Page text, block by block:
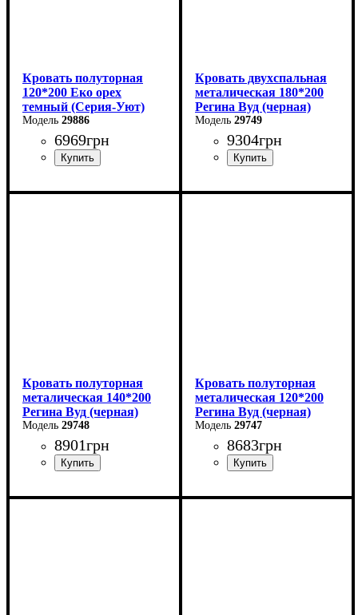
Кровать полуторная
120*200 Еко орех
темный (Серия-Уют)
29886
6969грн
Ширина: 124 см
Кровать двухспальная
металическая 180*200
Регина Вуд (черная)
29749
9304грн
Ширина: 180 см
Кровать полуторная
металическая 140*200
Регина Вуд (черная)
29748
8901грн
Ширина: 140 см
Кровать полуторная
металическая 120*200
Регина Вуд (черная)
29747
8683грн
Ширина: 120 см